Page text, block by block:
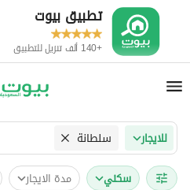
تطبيق بيوت
+140 ألف تنزيل للتطبيق
للايجار سلطانة
سكني مدة الايجار